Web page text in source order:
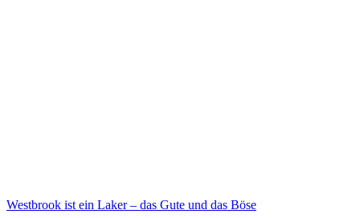
Westbrook ist ein Laker – das Gute und das Böse